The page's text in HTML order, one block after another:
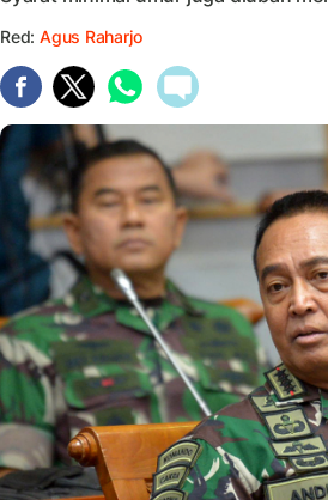
Red: Agus Raharjo